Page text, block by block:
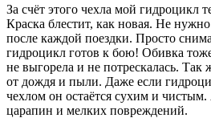
За счёт этого чехла мой гидроцикл
Краска блестит, как новая. Не
после каждой поездки. Просто
гидроцикл готов к бою! Обивка
не выгорела и не потрескалась.
от дождя и пыли. Даже если
чехлом он остаётся сухим и
царапин и мелких повреждений.